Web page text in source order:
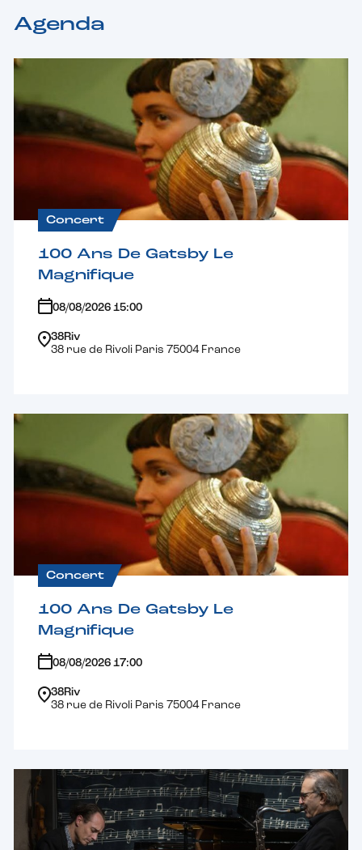
Agenda
Concert
100 Ans De Gatsby Le
Magnifique
08/08/2026 15:00
38Riv
38 rue de Rivoli Paris 75004 France
Concert
100 Ans De Gatsby Le
Magnifique
08/08/2026 17:00
38Riv
38 rue de Rivoli Paris 75004 France